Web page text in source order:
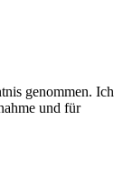
genommen. Ich
und für